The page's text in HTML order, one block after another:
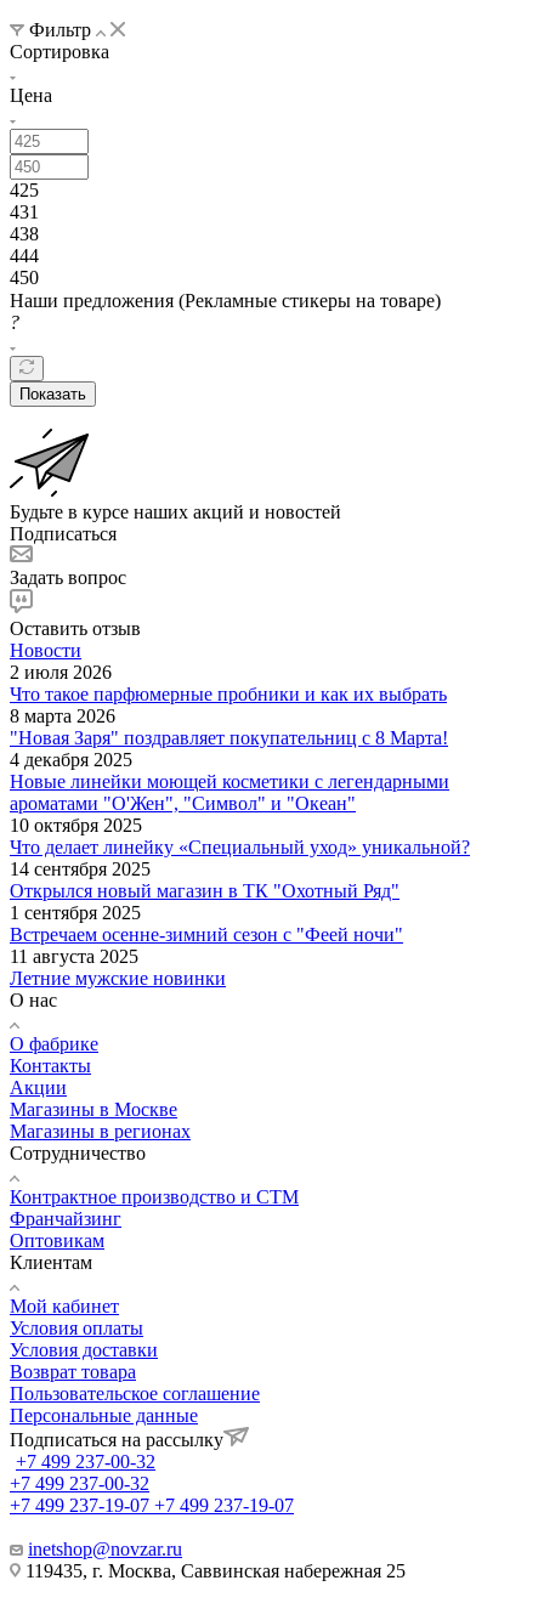
Фильтр
Сортировка
Цена
425
431
438
444
450
Наши предложения (Рекламные стикеры на товаре)
?
Показать
Будьте в курсе наших акций и новостей
Подписаться
Задать вопрос
Оставить отзыв
Новости
2 июля 2026
Что такое парфюмерные пробники и как их выбрать
8 марта 2026
"Новая Заря" поздравляет покупательниц с 8 Марта!
4 декабря 2025
Новые линейки моющей косметики с легендарными
ароматами "О'Жен", "Символ" и "Океан"
10 октября 2025
Что делает линейку «Специальный уход» уникальной?
14 сентября 2025
Открылся новый магазин в ТК "Охотный Ряд"
1 сентября 2025
Встречаем осенне-зимний сезон с "Феей ночи"
11 августа 2025
Летние мужские новинки
О нас
О фабрике
Контакты
Акции
Магазины в Москве
Магазины в регионах
Сотрудничество
Контрактное производство и СТМ
Франчайзинг
Оптовикам
Клиентам
Мой кабинет
Условия оплаты
Условия доставки
Возврат товара
Пользовательское соглашение
Персональные данные
Подписаться на рассылку
+7 499 237-00-32
+7 499 237-00-32
+7 499 237-19-07 +7 499 237-19-07
inetshop@novzar.ru
119435, г. Москва, Саввинская набережная 25